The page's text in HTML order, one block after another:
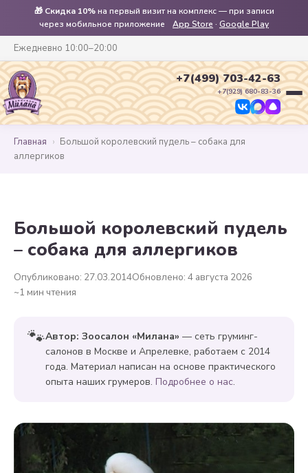
🎁 Скидка 10%на первый визит на комплекс — при записи
через мобильное приложение
App Store · Google Play
Ежедневно 10:00–20:00
+7(499) 703-42-63
+7(929) 680-83-36
Главная › Большой королевский пудель – собака для
аллергиков
Большой королевский пудель
– собака для аллергиков
Опубликовано: 27.03.2014Обновлено: 4 августа 2026
~1 мин чтения
🐾Автор: Зоосалон «Милана» — сеть груминг-
салонов в Москве и Апрелевке, работаем с 2014
года. Материал написан на основе практического
опыта наших грумеров. Подробнее о нас.